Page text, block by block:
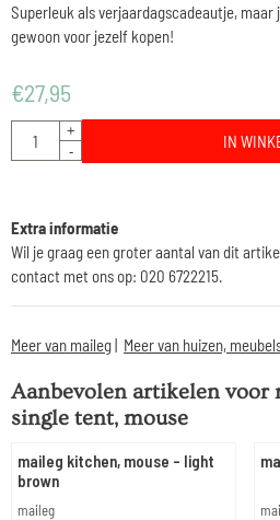
Superleuk als verjaardagscadeautje,
gewoon voor jezelf kopen!
€27,95
Aantal
+
-
IN
Extra informatie
Wil je graag een groter aantal van dit
contact met ons op: 020 6722215.
Meer van maileg| Meer van huizen,
Aanbevolen artikelen voor
single tent, mouse
maileg kitchen, mouse - light
brown
Merk:
maileg